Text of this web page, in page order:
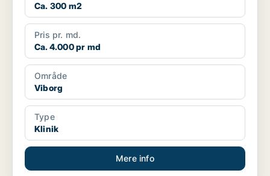
Ca. 300 m2
Pris pr. md.
Ca. 4.000 pr md
Område
Viborg
Type
Klinik
Mere info